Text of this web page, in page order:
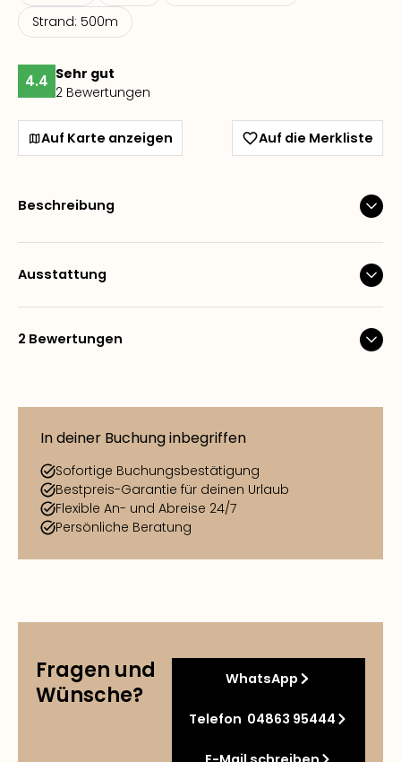
Strand: 500m
4.4 Sehr gut
2 Bewertungen
Auf Karte anzeigen Auf die Merkliste
Beschreibung
Ausstattung
2 Bewertungen
In deiner Buchung inbegriffen
Sofortige Buchungsbestätigung
Bestpreis-Garantie für deinen Urlaub
Flexible An- und Abreise 24/7
Persönliche Beratung
Fragen und
Wünsche?
WhatsApp
Telefon 04863 95444